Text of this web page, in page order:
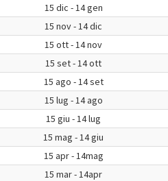
15 dic - 14 gen
15 nov - 14 dic
15 ott - 14 nov
15 set - 14 ott
15 ago - 14 set
15 lug - 14 ago
15 giu - 14 lug
15 mag - 14 giu
15 apr - 14mag
15 mar - 14apr